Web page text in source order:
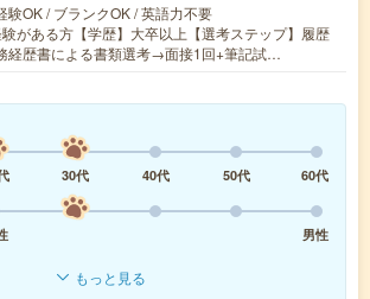
験OK / ブランクOK / 英語力不要
がある方【学歴】大卒以上【選考ステップ】履歴
経歴書による書類選考→面接1回+筆記試…
30代 40代 50代
60代
男性
もっと見る